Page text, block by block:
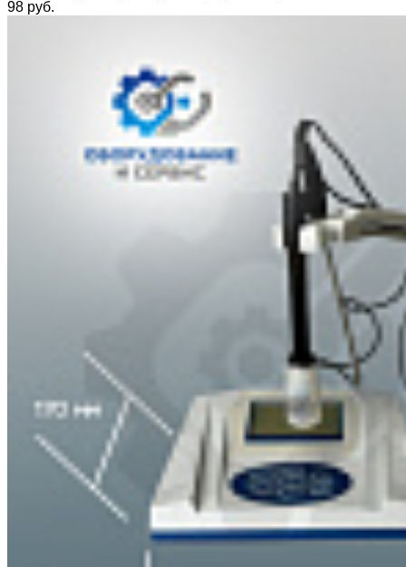
98 руб.